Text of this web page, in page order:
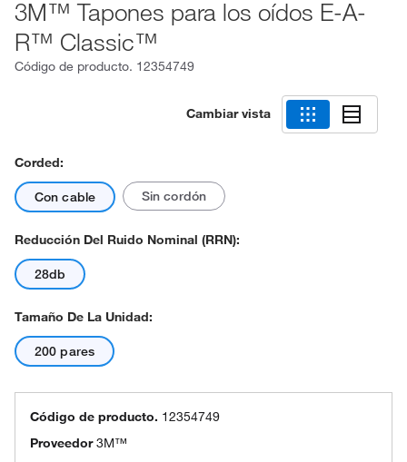
3M™ Tapones para los oídos E-A-
R™ Classic™
Código de producto. 12354749
Cambiar vista
Corded:
Con cable Sin cordón
Reducción Del Ruido Nominal (RRN):
28db
Tamaño De La Unidad:
200 pares
Código de producto. 12354749
Proveedor3M™